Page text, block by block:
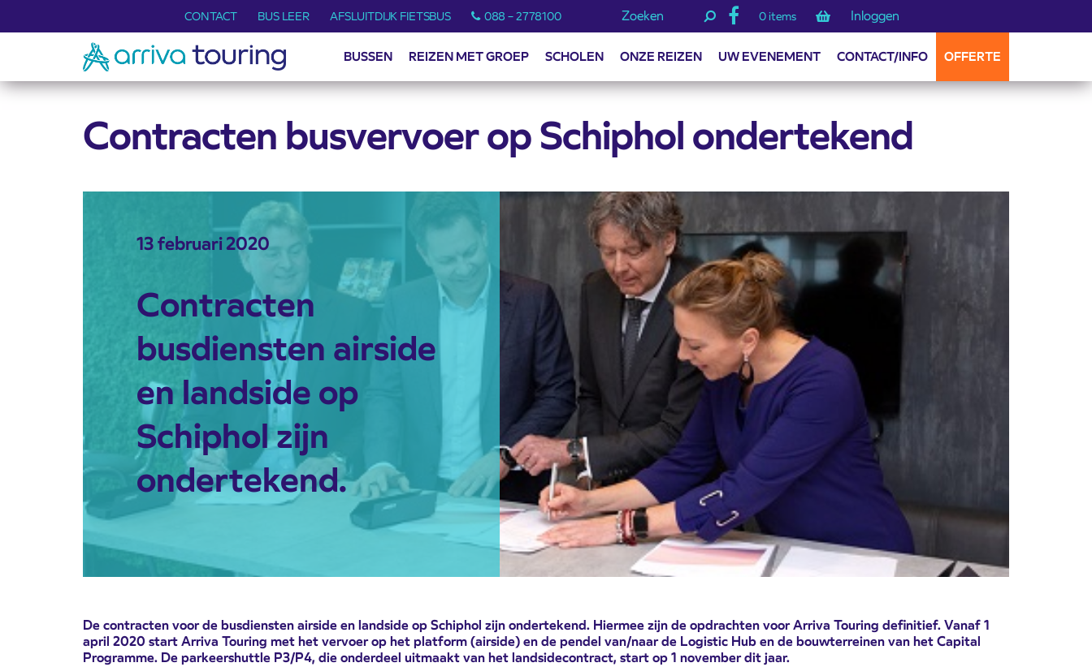
CONTACT BUS LEER AFSLUITDIJK FIETSBUS 088 – 2778100 Zoeken 0 items Inloggen
BUSSEN REIZEN MET GROEP SCHOLEN ONZE REIZEN UW EVENEMENT CONTACT/INFO OFFERTE
Contracten busvervoer op Schiphol ondertekend
13 februari 2020
Contracten
busdiensten airside
en landside op
Schiphol zijn
ondertekend.
De contracten voor de busdiensten airside en landside op Schiphol zijn ondertekend. Hiermee zijn de opdrachten voor Arriva Touring definitief. Vanaf 1
april 2020 start Arriva Touring met het vervoer op het platform (airside) en de pendel van/naar de Logistic Hub en de bouwterreinen van het Capital
Programme. De parkeershuttle P3/P4, die onderdeel uitmaakt van het landsidecontract, start op 1 november dit jaar.